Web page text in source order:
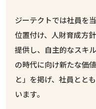
ジーテクトでは社員を
位置付け、人財育成方
提供し、自主的なスキ
の時代に向け新たな価
と」を掲げ、 社員とと
います。